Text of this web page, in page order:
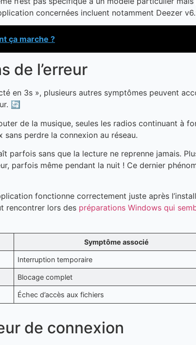
concernées incluent notamment Deezer
ça marche ?
de l’erreur
en 3s », plusieurs autres symptômes peuvent
🔄
de la musique, seules les radios continuant à
sans perdre la connexion au réseau.
sans que la lecture ne reprenne jamais.
parfois même pendant la nuit ! Ce dernier
fonctionne correctement juste après
rencontrer lors des préparations Windows qui
Symptôme associé
Interruption temporaire
Blocage complet
Échec d’accès aux fichiers
de connexion